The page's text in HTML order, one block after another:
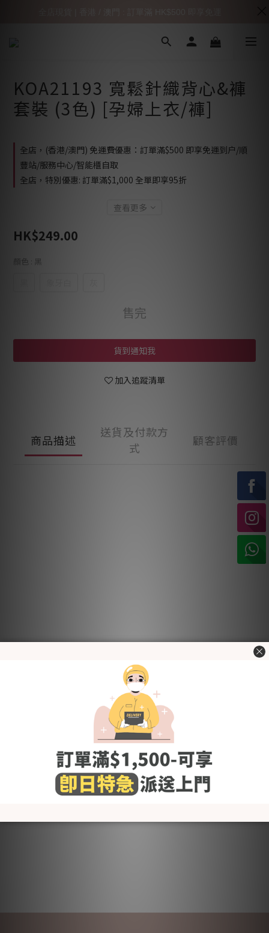
KOA21193 寬鬆針織背心&褲
套裝 (3色) [孕婦上衣/褲]
全店，(香港/澳門) 免運費優惠：訂單滿$500 即享免運到户/順
豐站/服務中心/智能櫃自取
全店，特別優惠: 訂單滿$1,000 全單即享95折
查看更多
HK$249.00
顏色 : 黑
售完
貨到通知我
加入追蹤清單
商品描述
送貨及付款方
式
顧客評價